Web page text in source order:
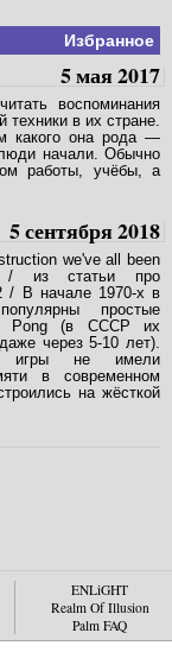
Избранное
5 мая 2017
воспоминания
в их стране.
какого она рода —
начали. Обычно
работы, учёбы, а
5 сентября 2018
we've all been
из статьи про
/ В начале 1970-х в
простые
Pong (в СССР их
через 5-10 лет).
игры не имели
в современном
на жёсткой
ENLiGHT
Realm Of Illusion
Palm FAQ